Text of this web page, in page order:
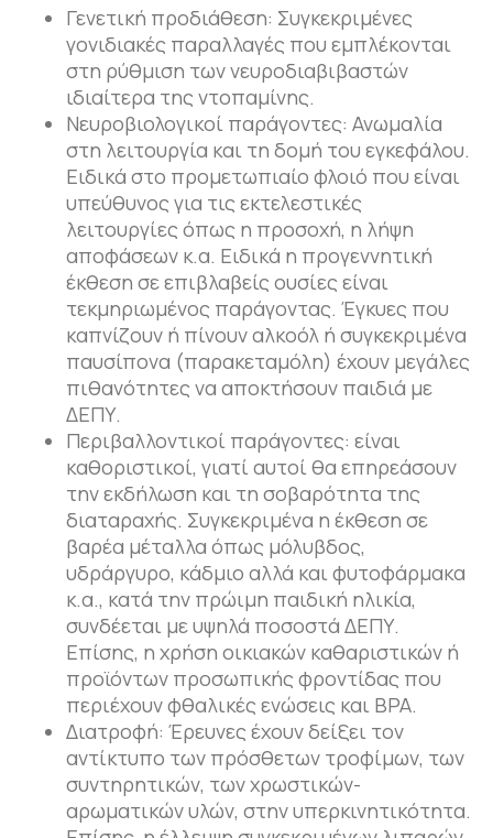
Γενετική προδιάθεση: Συγκεκριμένες
γονιδιακές παραλλαγές που εμπλέκονται
στη ρύθμιση των νευροδιαβιβαστών
ιδιαίτερα της ντοπαμίνης.
Νευροβιολογικοί παράγοντες: Ανωμαλία
στη λειτουργία και τη δομή του εγκεφάλου.
Ειδικά στο προμετωπιαίο φλοιό που είναι
υπεύθυνος για τις εκτελεστικές
λειτουργίες όπως η προσοχή, η λήψη
αποφάσεων κ.α. Ειδικά η προγεννητική
έκθεση σε επιβλαβείς ουσίες είναι
τεκμηριωμένος παράγοντας. Έγκυες που
καπνίζουν ή πίνουν αλκοόλ ή συγκεκριμένα
παυσίπονα (παρακεταμόλη) έχουν μεγάλες
πιθανότητες να αποκτήσουν παιδιά με
ΔΕΠΥ.
Περιβαλλοντικοί παράγοντες: είναι
καθοριστικοί, γιατί αυτοί θα επηρεάσουν
την εκδήλωση και τη σοβαρότητα της
διαταραχής. Συγκεκριμένα η έκθεση σε
βαρέα μέταλλα όπως μόλυβδος,
υδράργυρο, κάδμιο αλλά και φυτοφάρμακα
κ.α., κατά την πρώιμη παιδική ηλικία,
συνδέεται με υψηλά ποσοστά ΔΕΠΥ.
Επίσης, η χρήση οικιακών καθαριστικών ή
προϊόντων προσωπικής φροντίδας που
περιέχουν φθαλικές ενώσεις και BPA.
Διατροφή: Έρευνες έχουν δείξει τον
αντίκτυπο των πρόσθετων τροφίμων, των
συντηρητικών, των χρωστικών-
αρωματικών υλών, στην υπερκινητικότητα.